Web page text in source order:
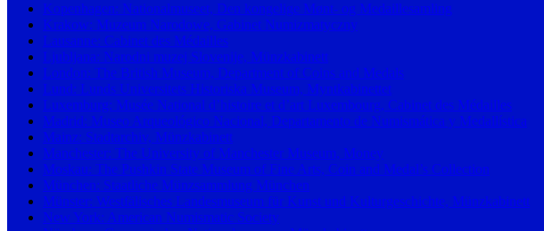
Kopenhagen: Nationalmuseet, Den kongelige Mønt- og Medaillesamling
Krakow: Muzeum Narodowe, Gabinet Numizmatyczny
Lausanne: Cabinet des Médailles
Ljubljana: Narodni muzej Slovenije, Münzkabinett
London: The British Museum, Department of Coins and Medals
Lund: Lunds Universitets Historiska Museum, Myntkabinettet
Luxemburg: Musée National d’histoire et d’art Luxembourg, Cabinet des Médailles
Madrid: Museo Arqueológico Nacional, Departamento de Numismática y Medallística
Mainz: Stadtarchiv, Münzkabinett
Manchester: The University of Manchester Museum, Money
Moskau: The Pushkin State Museum of Fine Arts, Coin and Medal’s Collection
München: Staatliche Münzsammlung München
Münster: Westfälisches Landesmuseum für Kunst und Kulturgeschichte, Münzkabinett
New York: American Numismatic Society